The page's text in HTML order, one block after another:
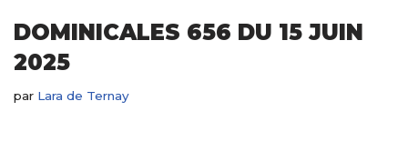
DOMINICALES 656 DU 15 JUIN
2025
par Lara de Ternay